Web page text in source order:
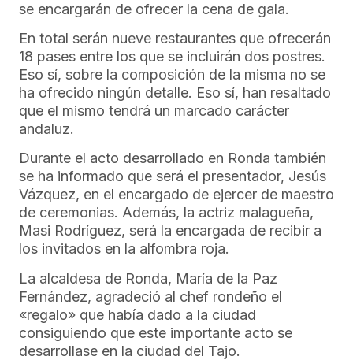
se encargarán de ofrecer la cena de gala.
En total serán nueve restaurantes que ofrecerán
18 pases entre los que se incluirán dos postres.
Eso sí, sobre la composición de la misma no se
ha ofrecido ningún detalle. Eso sí, han resaltado
que el mismo tendrá un marcado carácter
andaluz.
Durante el acto desarrollado en Ronda también
se ha informado que será el presentador, Jesús
Vázquez, en el encargado de ejercer de maestro
de ceremonias. Además, la actriz malagueña,
Masi Rodríguez, será la encargada de recibir a
los invitados en la alfombra roja.
La alcaldesa de Ronda, María de la Paz
Fernández, agradeció al chef rondeño el
«regalo» que había dado a la ciudad
consiguiendo que este importante acto se
desarrollase en la ciudad del Tajo.